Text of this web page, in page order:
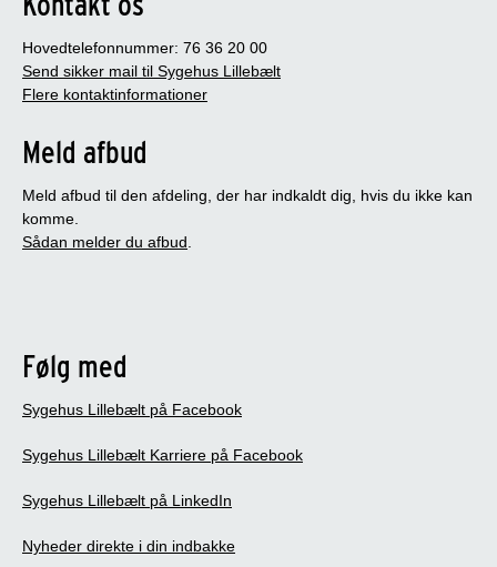
Hovedtelefonnummer: 76 36 20 00
Send sikker mail til Sygehus Lillebælt
Flere kontaktinformationer
Meld afbud
Meld afbud til den afdeling, der har indkaldt dig, hvis du ikke kan
komme.
Sådan melder du afbud.
Følg med
Sygehus Lillebælt på Facebook
Sygehus Lillebælt Karriere på Facebook
Sygehus Lillebælt på LinkedIn
Nyheder direkte i din indbakke